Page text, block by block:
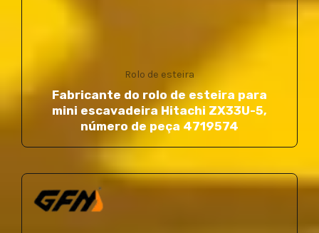
Rolo de esteira
Fabricante do rolo de esteira para
mini escavadeira Hitachi ZX33U-5,
número de peça 4719574